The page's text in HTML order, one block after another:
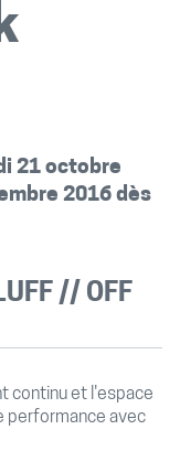
21 octobre
2016 dès
// OFF
continu et l'espace
performance avec